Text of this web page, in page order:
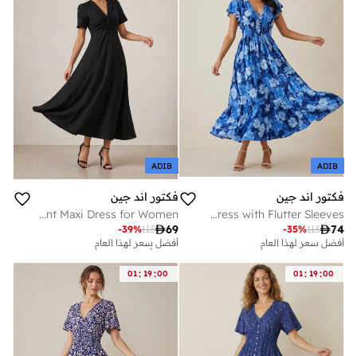
ADIB
فكتور اند جين
Blue Floral V-Neck Dress with Flutter Sleeves
74
113
-35%
أفضل سعر لهذا العام
ADIB
فكتور اند جين
Black Textured Twist Front Maxi Dress for Women
69
113
-39%
أفضل سعر لهذا العام
تم بيع أكثر من 10 مؤخرا
أفضل سعر لهذا العام
تم بيع أكثر من 10 مؤخرا
01: 19:00
01: 19:00